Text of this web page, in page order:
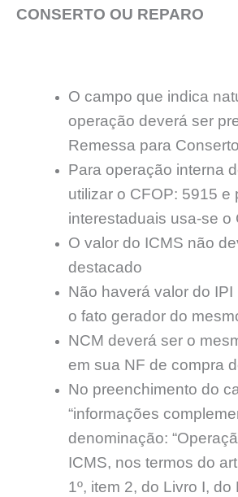
CONSERTO OU REPARO
O campo que indica
operação deverá ser
Remessa para
Para operação interna
utilizar o CFOP: 5915 e
interestaduais usa-se o
O valor do ICMS não
destacado
Não haverá valor do
o fato gerador do
NCM deverá ser o
em sua NF de compra
No preenchimento do
“informações
denominação:
ICMS, nos termos do
1º, item 2, do Livro I, do